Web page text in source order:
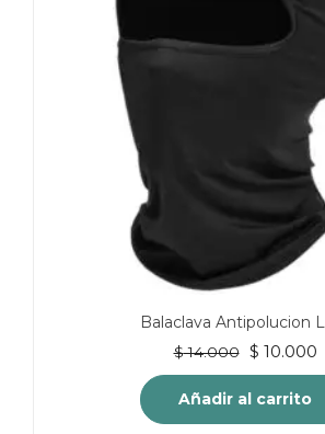
Balaclava Antipolucion
$14.000 El
precio
original
era:
$ 10.000El
Añadir al carrito